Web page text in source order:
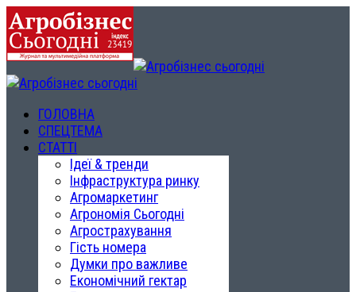
ГОЛОВНА
СПЕЦТЕМА
СТАТТІ
Ідеї & тренди
Інфраструктура ринку
Агромаркетинг
Агрономія Сьогодні
Агрострахування
Гість номера
Думки про важливе
Економічний гектар